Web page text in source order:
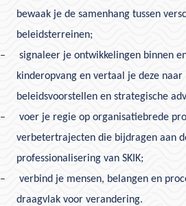
bewaak je de samenhang tussen
beleidsterreinen;
–
signaleer je ontwikkelingen binnen
kinderopvang en vertaal je deze naar
beleidsvoorstellen en strategische
–
voer je regie op organisatiebrede
verbetertrajecten die bijdragen aan
professionalisering van SKIK;
–
verbind je mensen, belangen en
draagvlak voor verandering.